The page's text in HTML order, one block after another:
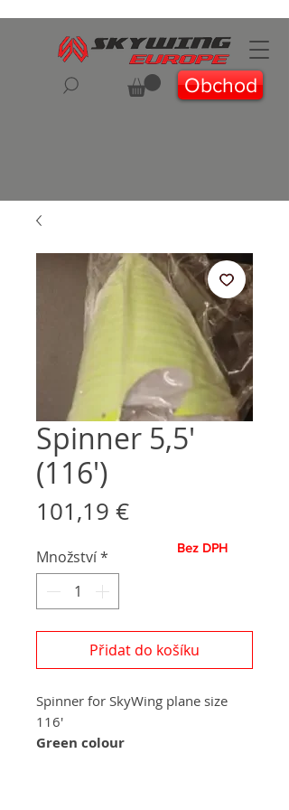
Obchod
Spinner 5,5'
(116')
101,19 €Cena
Množství*
Přidat do košíku
Spinner for SkyWing plane size
116'
Green colour
Bez DPH